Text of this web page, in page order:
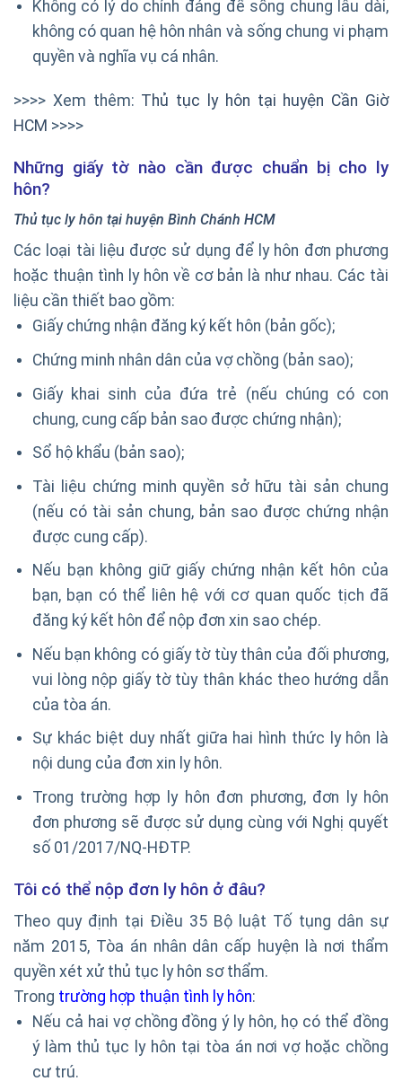
Không có lý do chính đáng để sống chung lâu dài,
không có quan hệ hôn nhân và sống chung vi phạm
quyền và nghĩa vụ cá nhân.
>>>> Xem thêm: Thủ tục ly hôn tại huyện Cần Giờ
HCM >>>>
Những giấy tờ nào cần được chuẩn bị cho ly
hôn?
Thủ tục ly hôn tại huyện Bình Chánh HCM
Các loại tài liệu được sử dụng để ly hôn đơn phương
hoặc thuận tình ly hôn về cơ bản là như nhau. Các tài
liệu cần thiết bao gồm:
Giấy chứng nhận đăng ký kết hôn (bản gốc);
Chứng minh nhân dân của vợ chồng (bản sao);
Giấy khai sinh của đứa trẻ (nếu chúng có con
chung, cung cấp bản sao được chứng nhận);
Sổ hộ khẩu (bản sao);
Tài liệu chứng minh quyền sở hữu tài sản chung
(nếu có tài sản chung, bản sao được chứng nhận
được cung cấp).
Nếu bạn không giữ giấy chứng nhận kết hôn của
bạn, bạn có thể liên hệ với cơ quan quốc tịch đã
đăng ký kết hôn để nộp đơn xin sao chép.
Nếu bạn không có giấy tờ tùy thân của đối phương,
vui lòng nộp giấy tờ tùy thân khác theo hướng dẫn
của tòa án.
Sự khác biệt duy nhất giữa hai hình thức ly hôn là
nội dung của đơn xin ly hôn.
Trong trường hợp ly hôn đơn phương, đơn ly hôn
đơn phương sẽ được sử dụng cùng với Nghị quyết
số 01/2017/NQ-HĐTP.
Tôi có thể nộp đơn ly hôn ở đâu?
Theo quy định tại Điều 35 Bộ luật Tố tụng dân sự
năm 2015, Tòa án nhân dân cấp huyện là nơi thẩm
quyền xét xử thủ tục ly hôn sơ thẩm.
Trong trường hợp thuận tình ly hôn:
Nếu cả hai vợ chồng đồng ý ly hôn, họ có thể đồng
ý làm thủ tục ly hôn tại tòa án nơi vợ hoặc chồng
cư trú.